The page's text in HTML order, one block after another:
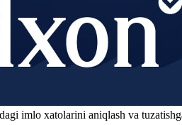
imlo xatolarini aniqlash va